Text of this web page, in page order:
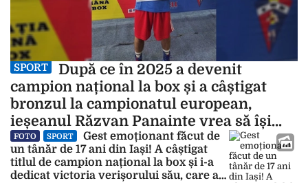
SPORT
După ce în 2025 a devenit
campion național la box și a câștigat
bronzul la campionatul european,
ieșeanul Răzvan Panainte vrea să își
depășească recordurile
FOTO SPORT
Gest emoționant făcut de
un tânăr de 17 ani din Iași! A câștigat
titlul de campion național la box și i-a
dedicat victoria verișorului său, care a